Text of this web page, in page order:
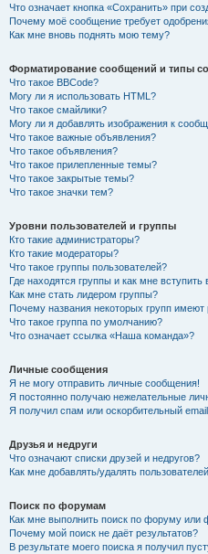
Что означает кнопка «Сохранить» при
Почему моё сообщение требует
Как мне вновь поднять мою тему?
Форматирование сообщений и типы
Что такое BBCode?
Могу ли я использовать HTML?
Что такое смайлики?
Могу ли я добавлять изображения к
Что такое важные объявления?
Что такое объявления?
Что такое прилепленные темы?
Что такое закрытые темы?
Что такое значки тем?
Уровни пользователей и группы
Кто такие администраторы?
Кто такие модераторы?
Что такое группы пользователей?
Где находятся группы и как мне вступить
Как мне стать лидером группы?
Почему названия некоторых групп имеют
Что такое группа по умолчанию?
Что означает ссылка «Наша команда»?
Личные сообщения
Я не могу отправить личные сообщения!
Я постоянно получаю нежелательные
Я получил спам или оскорбительный
Друзья и недруги
Что означают списки друзей и недругов?
Как мне добавлять/удалять
Поиск по форумам
Как мне выполнить поиск по форуму или
Почему мой поиск не даёт результатов?
В результате моего поиска я получил